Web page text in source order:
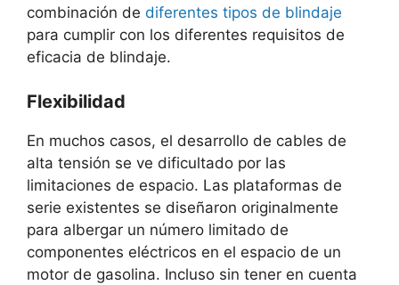
combinación de diferentes tipos de blindaje
para cumplir con los diferentes requisitos de
eficacia de blindaje.
Flexibilidad
En muchos casos, el desarrollo de cables de
alta tensión se ve dificultado por las
limitaciones de espacio. Las plataformas de
serie existentes se diseñaron originalmente
para albergar un número limitado de
componentes eléctricos en el espacio de un
motor de gasolina. Incluso sin tener en cuenta